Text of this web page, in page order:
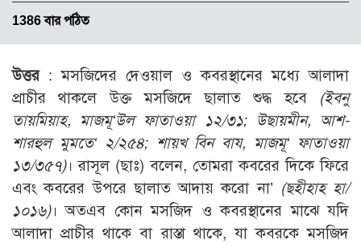
1386 বার পঠিত
উত্তর: মসজিদের দেওয়াল ও কবরস্থানের মধ্যে আলাদা
প্রাচীর থাকলে উক্ত মসজিদে ছালাত শুদ্ধ হবে (ইবনু
তায়মিয়াহ, মাজমূ‘উল ফাতাওয়া ১২/৩১; উছায়মীন, আশ-
শারহুল মুমতে‘ ২/২৫৪; শায়খ বিন বায, মাজমূ‘ ফাতাওয়া
১৩/৩৫৭)। রাসূল (ছাঃ) বলেন, তোমরা কবরের দিকে ফিরে
এবং কবরের উপরে ছালাত আদায় করো না’ (ছহীহাহ হা/
১০১৬)। অতএব কোন মসজিদ ও কবরস্থানের মাঝে যদি
আলাদা প্রাচীর থাকে বা রাস্তা থাকে, যা কবরকে মসজিদ